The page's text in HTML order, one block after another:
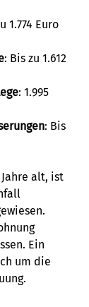
1.774 Euro
: Bis zu 1.612
: 1.995
: Bis
Jahre alt, ist
Ein
um die